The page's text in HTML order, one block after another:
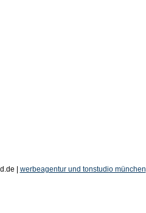
| werbeagentur und tonstudio münchen